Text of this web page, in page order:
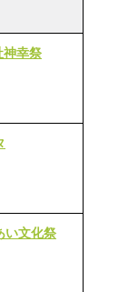
神幸祭
い文化祭